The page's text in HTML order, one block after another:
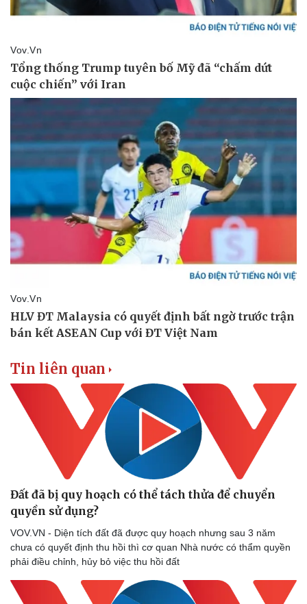
Doanh nghiệp
Doanh nghiệp 24h
Doanh nhân
Vì cộng đồng
Công nghệ
Trải nghiệm
Chuyển đổi số
Tin liên quan
Đất đã bị quy hoạch có thể tách thửa để chuyển
quyền sử dụng?
VOV.VN - Diện tích đất đã được quy hoạch nhưng sau 3 năm
chưa có quyết định thu hồi thì cơ quan Nhà nước có thẩm quyền
phải điều chỉnh, hủy bỏ việc thu hồi đất